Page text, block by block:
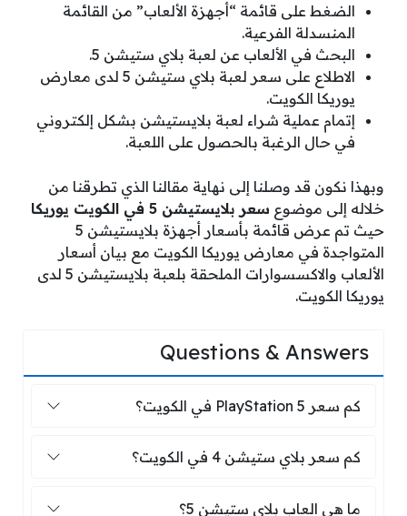
الضغط على قائمة “أجهزة الألعاب” من القائمة
المنسدلة الفرعية.
البحث في الألعاب عن لعبة بلاي ستيشن 5.
الاطلاع على سعر لعبة بلاي ستيشن 5 لدى معارض
يوريكا الكويت.
إتمام عملية شراء لعبة بلايستيشن بشكل إلكتروني
في حال الرغبة بالحصول على اللعبة.
وبهذا نكون قد وصلنا إلى نهاية مقالنا الذي تطرقنا من
خلاله إلى موضوع سعر بلايستيشن 5 في الكويت يوريكا
حيث تم عرض قائمة بأسعار أجهزة بلايستيشن 5
المتواجدة في معارض يوريكا الكويت مع بيان أسعار
الألعاب والاكسسوارات الملحقة بلعبة بلايستيشن 5 لدى
يوريكا الكويت.
Questions & Answers
كم سعر PlayStation 5 في الكويت؟
كم سعر PlayStation 5 في الكويت؟
كم سعر بلاي ستيشن 4 في الكويت؟
كم سعر بلاي ستيشن 4 في الكويت؟
ما هي العاب بلاي ستيشن 5؟
ما هي العاب بلاي ستيشن 5؟